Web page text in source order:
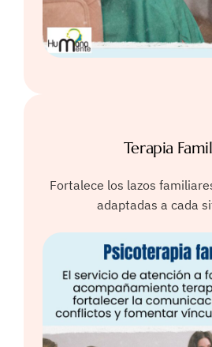
Terapia
Fortalece los lazos
adaptadas a cada